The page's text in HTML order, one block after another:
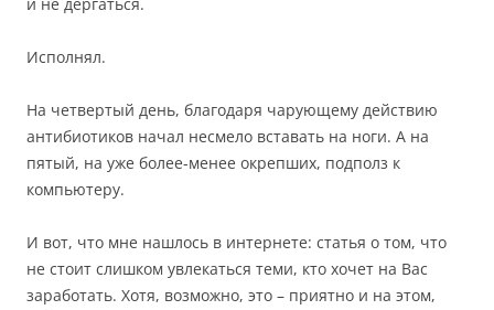
Исполнял.
На четвертый день, благодаря чарующему действию
антибиотиков начал несмело вставать на ноги. А на
пятый, на уже более-менее окрепших, подполз к
компьютеру.
И вот, что мне нашлось в интернете: статья о том, что
не стоит слишком увлекаться теми, кто хочет на Вас
заработать. Хотя, возможно, это – приятно и на этом,